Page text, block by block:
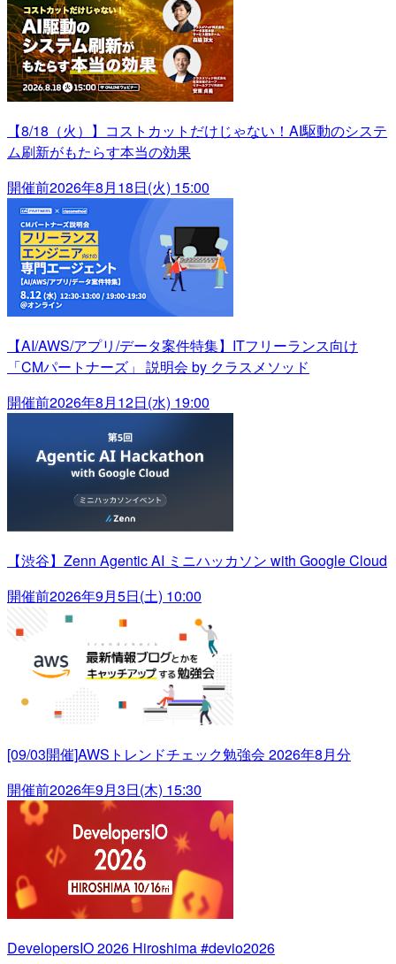
【8/18（火）】コストカットだけじゃない！AI駆動のシステ
ム刷新がもたらす本当の効果
開催前2026年8月18日(火) 15:00
【AI/AWS/アプリ/データ案件特集】ITフリーランス向け
「CMパートナーズ」 説明会 by クラスメソッド
開催前2026年8月12日(水) 19:00
【渋谷】Zenn Agentic AI ミニハッカソン with Google Cloud
開催前2026年9月5日(土) 10:00
[09/03開催]AWSトレンドチェック勉強会 2026年8月分
開催前2026年9月3日(木) 15:30
DevelopersIO 2026 Hiroshima #devio2026